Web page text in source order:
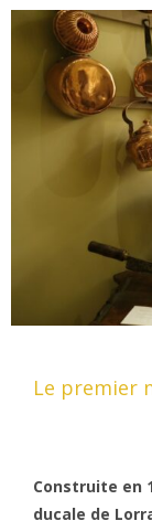
Le premier
Construite en
ducale de